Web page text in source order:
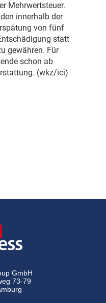
Mehrwertsteuer.
innerhalb der
von fünf
statt
gewähren. Für
schon ab
(wkz/ici)
GmbH
73-79